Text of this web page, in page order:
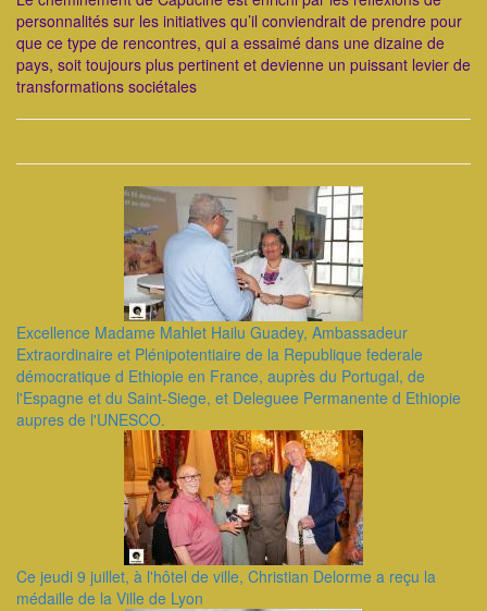
personnalités sur les initiatives qu’il conviendrait de prendre pour
que ce type de rencontres, qui a essaimé dans une dizaine de
pays, soit toujours plus pertinent et devienne un puissant levier de
transformations sociétales
Excellence Madame Mahlet Hailu Guadey, Ambassadeur
Extraordinaire et Plénipotentiaire de la Republique federale
démocratique d Ethiopie en France, auprès du Portugal, de
l'Espagne et du Saint-Siege, et Deleguee Permanente d Ethiopie
aupres de l'UNESCO.
Ce jeudi 9 juillet, à l'hôtel de ville, Christian Delorme a reçu la
médaille de la Ville de Lyon